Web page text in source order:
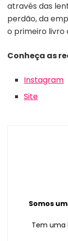
através das
perdão, da
o primeiro livro
Conheça as
Instagram
Site
Somos
Tem uma